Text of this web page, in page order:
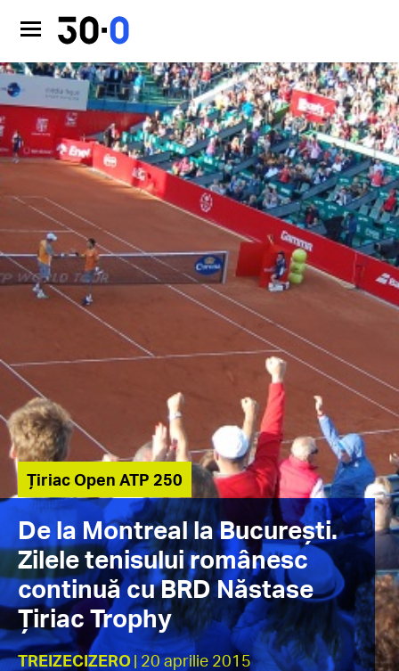
Țiriac Open ATP 250
De la Montreal la București.
Zilele tenisului românesc
continuă cu BRD Năstase
Țiriac Trophy
TREIZECIZERO| 20 aprilie 2015